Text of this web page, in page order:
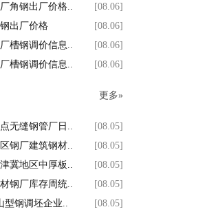
[08.06]
角钢出厂价格..
[08.06]
出厂价格
[08.06]
槽钢调价信息..
[08.06]
槽钢调价信息..
更多»
[08.05]
无缝钢管厂日..
[08.05]
钢厂建筑钢材..
[08.05]
冀地区中厚板..
[08.05]
钢厂库存周统..
[08.05]
型钢调坯企业..